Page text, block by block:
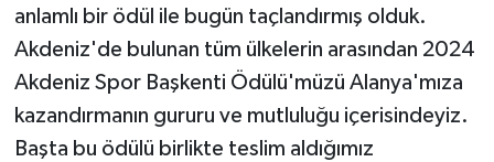
anlamlı bir ödül ile bugün taçlandırmış olduk.
Akdeniz'de bulunan tüm ülkelerin arasından 2024
Akdeniz Spor Başkenti Ödülü'müzü Alanya'mıza
kazandırmanın gururu ve mutluluğu içerisindeyiz.
Başta bu ödülü birlikte teslim aldığımız